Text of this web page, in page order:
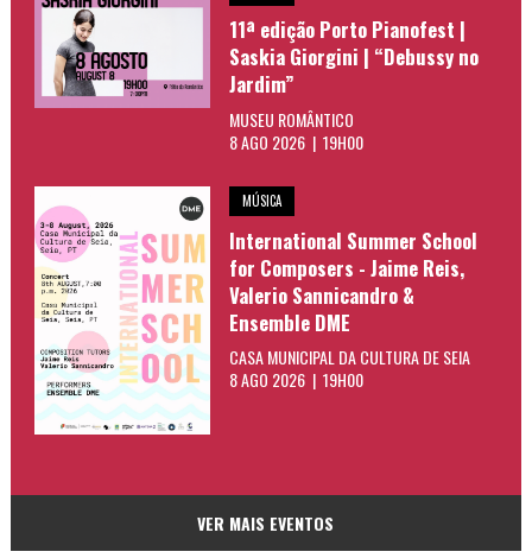
11ª edição Porto Pianofest |
Saskia Giorgini | “Debussy no
Jardim”
MUSEU ROMÂNTICO
8 AGO 2026 | 19H00
MÚSICA
International Summer School
for Composers - Jaime Reis,
Valerio Sannicandro &
Ensemble DME
CASA MUNICIPAL DA CULTURA DE SEIA
8 AGO 2026 | 19H00
VER MAIS EVENTOS